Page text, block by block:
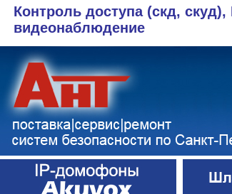
Контроль доступа (скд,
видеонаблюдение